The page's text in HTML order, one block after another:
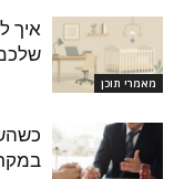
מאמרי תוכן
איך